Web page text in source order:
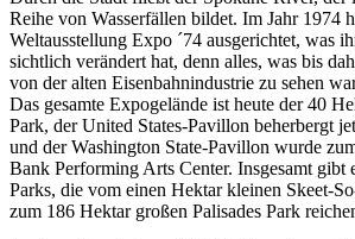
Reihe von Wasserfällen bildet. Im Jahr 1974
Weltausstellung Expo ´74 ausgerichtet, was
sichtlich verändert hat, denn alles, was bis
von der alten Eisenbahnindustrie zu sehen
Das gesamte Expogelände ist heute der 40
Park, der United States-Pavillon beherbergt
und der Washington State-Pavillon wurde
Bank Performing Arts Center. Insgesamt gibt
Parks, die vom einen Hektar kleinen Skeet-
zum 186 Hektar großen Palisades Park